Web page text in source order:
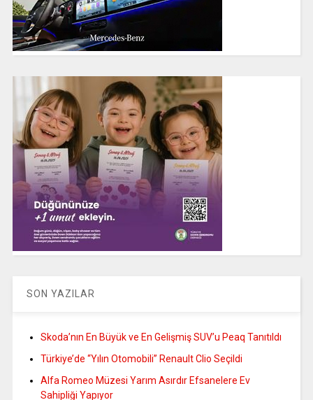
SON YAZILAR
Skoda’nın En Büyük ve En Gelişmiş SUV’u Peaq Tanıtıldı
Türkiye’de “Yılın Otomobili” Renault Clio Seçildi
Alfa Romeo Müzesi Yarım Asırdır Efsanelere Ev
Sahipliği Yapıyor